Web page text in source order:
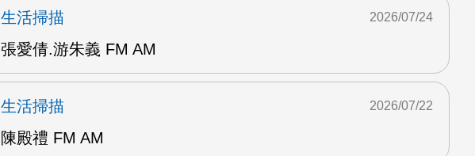
生活掃描
張愛倩.游朱義 FM AM
2026/07/24
生活掃描
陳殿禮 FM AM
2026/07/22